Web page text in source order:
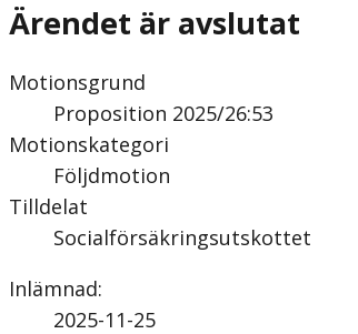
Ärendet är avslutat
Motionsgrund
Proposition 2025/26:53
Motionskategori
Följdmotion
Tilldelat
Socialförsäkringsutskottet
Inlämnad:
2025-11-25